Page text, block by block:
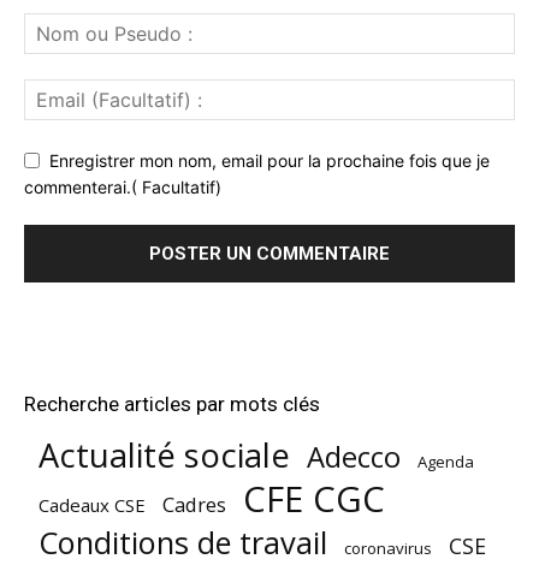
Enregistrer mon nom, email pour la prochaine fois que je
commenterai.( Facultatif)
Recherche articles par mots clés
Actualité sociale Adecco Agenda
Cadeaux CSE Cadres CFE CGC
Conditions de travail coronavirus CSE